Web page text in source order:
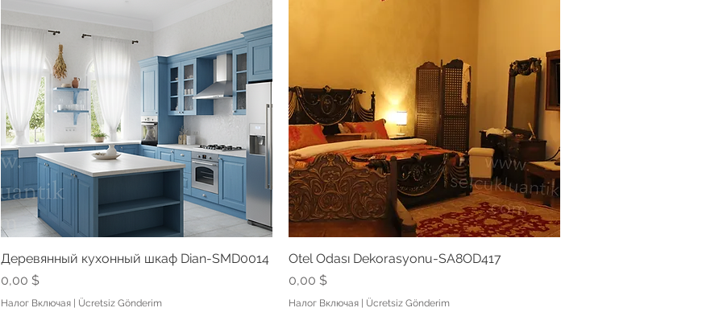
Деревянный кухонный шкаф Dian-SMD0014
Цена
0,00 $
Налог Включая| Ücretsiz Gönderim
Otel Odası Dekorasyonu-SA8OD417
Цена
0,00 $
Налог Включая| Ücretsiz Gönderim